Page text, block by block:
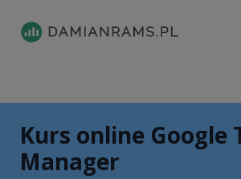
treści
Kurs online Google
Manager